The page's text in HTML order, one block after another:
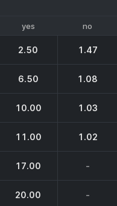
yes no
2.50 1.47
6.50 1.08
10.00 1.03
11.00 1.02
17.00 -
20.00 -